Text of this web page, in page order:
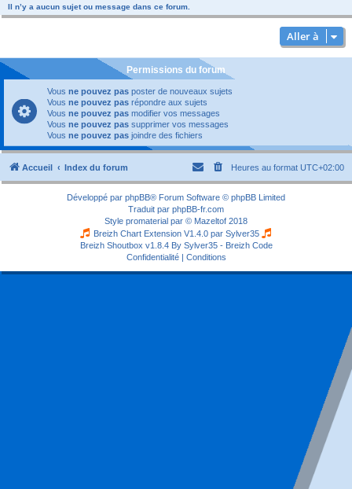
Il n’y a aucun sujet ou message dans ce forum.
Aller à
Permissions du forum
Vous ne pouvez pas poster de nouveaux sujets
Vous ne pouvez pas répondre aux sujets
Vous ne pouvez pas modifier vos messages
Vous ne pouvez pas supprimer vos messages
Vous ne pouvez pas joindre des fichiers
Accueil Index du forum Heures au format UTC+02:00
Développé par phpBB® Forum Software © phpBB Limited
Traduit par phpBB-fr.com
Style promaterial par © Mazeltof 2018
Breizh Chart Extension V1.4.0 par Sylver35
Breizh Shoutbox v1.8.4 By Sylver35 - Breizh Code
Confidentialité| Conditions